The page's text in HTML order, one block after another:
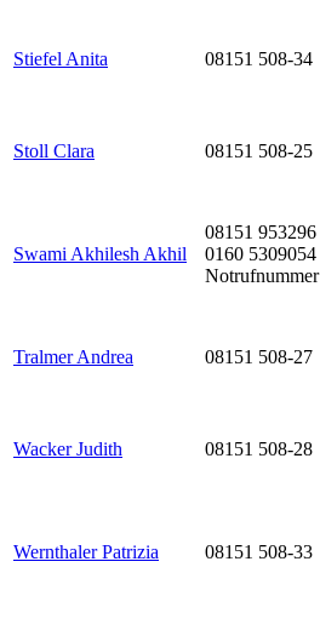
Stiefel Anita 08151 508-34
Stoll Clara 08151 508-25
Swami Akhilesh Akhil
08151 953296
0160 5309054
Notrufnummer
Tralmer Andrea 08151 508-27
Wacker Judith 08151 508-28
Wernthaler Patrizia 08151 508-33